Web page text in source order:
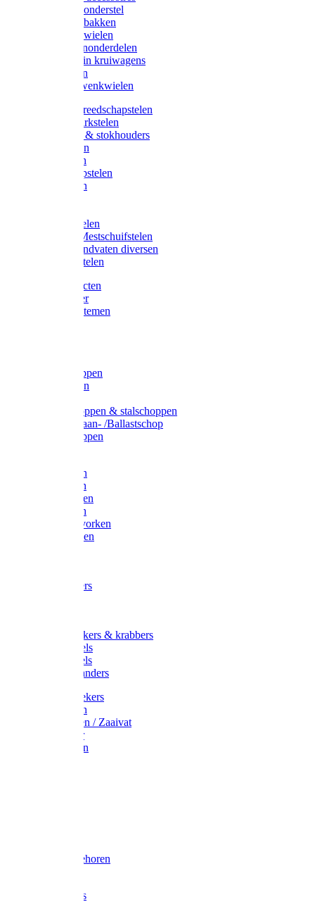
Kruiwagenonderstel
Kruiwagenbakken
Kruiwagenwielen
Steekwagenonderdelen
Huis en Tuin kruiwagens
Steekwagen
Bok- en Zwenkwielen
Overige gereedschapstelen
Bezem-/Harkstelen
Handvaten & stokhouders
Hamerstelen
Spadestelen
Graanschopstelen
Schopstelen
Gardena stelen
Sneeuw- /Mestschuifstelen
Stelen / Handvaten diversen
Telescoopstelen
Tuin producten
Fruitplukker
Ophangsystemen
Betonschoppen
Schepbatsen
Ballastschoppen & stalschoppen
Slijtsrip Graan- /Ballastschop
Graanschoppen
Hooivorken
Mestvorken
Bietenvorken
Maisvorken
Aardappelvorken
Vijgenvorken
Tuinkrabbers
Onkruidstekers & krabbers
Hartschoffels
Ruitschoffels
Onkruidbranders
Graskantstekers
Verticuteren
Strooiwagen / Zaaivat
Grasmaaier
Grasscharen
Slede toebehoren
Composters